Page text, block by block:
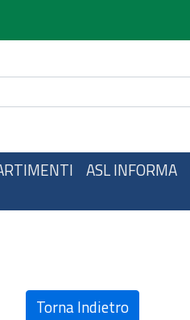
ASL INFORMA
Torna Indietro